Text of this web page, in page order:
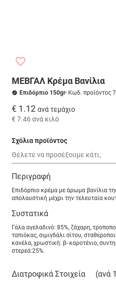
ΜΕΒΓΑΛ Κρέμα Βανίλια
Επιδόρπιο 150gr- Κωδ. προϊόντος
€ 1.12 ανά τεμάχιο
€ 7.46 ανά κιλό
Σχόλια προϊόντος
Περιγραφή
Επιδόρπιο κρέμα με άρωμα βανίλια
απολαυστική μέχρι την τελευταία
Συστατικά
Γάλα αγελαδινό: 85%, ζάχαρη,
ταπιόκας, σιμιγδάλι σίτου,
κανέλα, χρωστική: β- καροτένιο,
στερεά:25%.
Διατροφικά Στοιχεία (ανά